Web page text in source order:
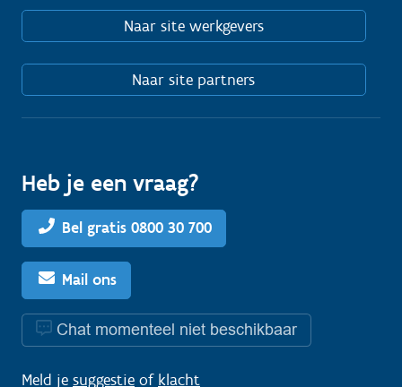
Naar site werkgevers
Naar site partners
Heb je een vraag?
Bel gratis 0800 30 700
Mail ons
Chat momenteel niet beschikbaar
Meld je suggestie of klacht